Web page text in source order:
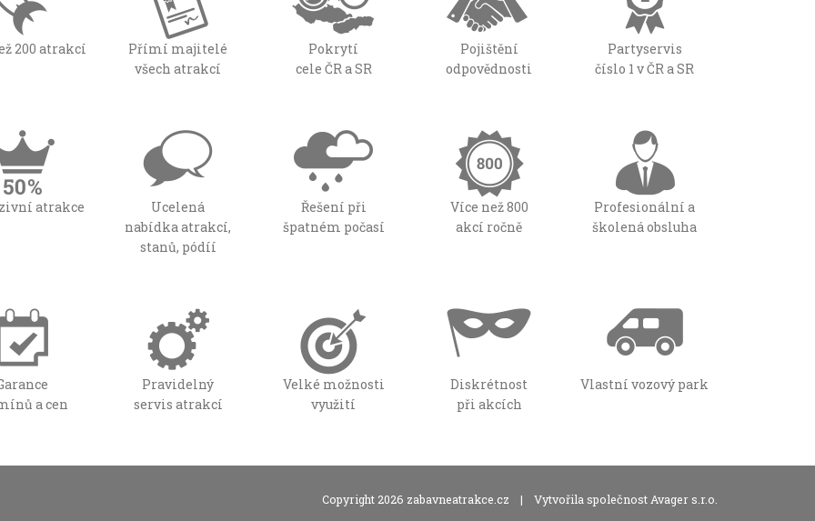
200 atrakcí
Přímí majitelé
všech atrakcí
Pokrytí
cele ČR a SR
Pojištění
odpovědnosti
Partyservis
číslo 1 v ČR a SR
atrakce
Ucelená
nabídka atrakcí,
stanů, pódíí
Řešení při
špatném počasí
Více než 800
akcí ročně
Profesionální a
školená obsluha
a cen
Pravidelný
servis atrakcí
Velké možnosti
využití
Diskrétnost
při akcích
Vlastní vozový park
Copyright 2026 zabavneatrakce.cz | Vytvořila společnost Avager s.r.o.